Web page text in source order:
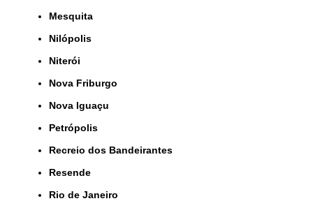
Mesquita
Nilópolis
Niterói
Nova Friburgo
Nova Iguaçu
Petrópolis
Recreio dos Bandeirantes
Resende
Rio de Janeiro